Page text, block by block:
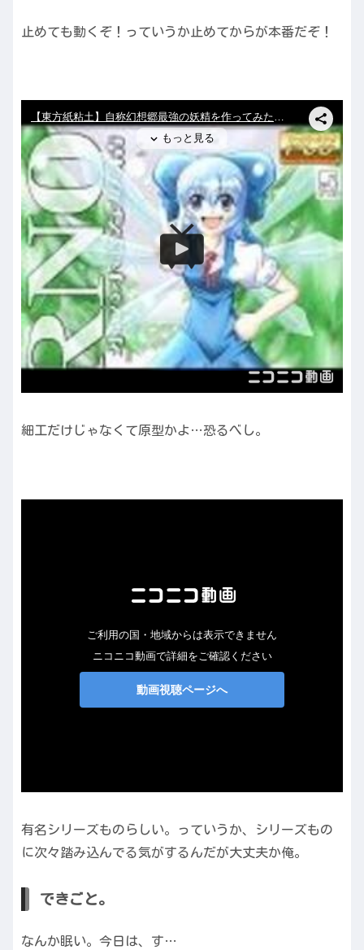
止めても動くぞ！っていうか止めてからが本番だぞ！
細工だけじゃなくて原型かよ…恐るべし。
有名シリーズものらしい。っていうか、シリーズもの
に次々踏み込んでる気がするんだが大丈夫か俺。
できごと。
なんか眠い。今日は、す…